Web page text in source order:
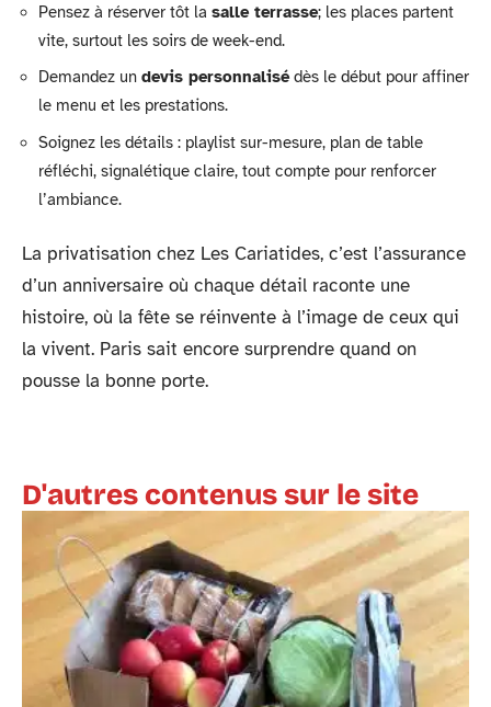
Pensez à réserver tôt la salle terrasse; les places partent
vite, surtout les soirs de week-end.
Demandez un devis personnalisédès le début pour affiner
le menu et les prestations.
Soignez les détails : playlist sur-mesure, plan de table
réfléchi, signalétique claire, tout compte pour renforcer
l’ambiance.
La privatisation chez Les Cariatides, c’est l’assurance
d’un anniversaire où chaque détail raconte une
histoire, où la fête se réinvente à l’image de ceux qui
la vivent. Paris sait encore surprendre quand on
pousse la bonne porte.
D'autres contenus sur le site